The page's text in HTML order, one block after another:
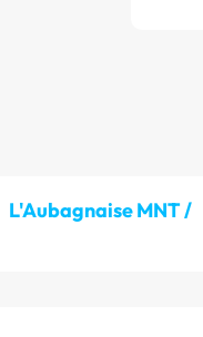
L'Aubagnaise MNT /